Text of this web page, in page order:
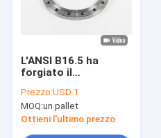
L'ANSI B16.5 ha
forgiato il
PN2.5/6/10/16/25/40
della flangia di piatto
Prezzo:USD 1
MOQ:un pallet
Ottieni l'ultimo prezzo